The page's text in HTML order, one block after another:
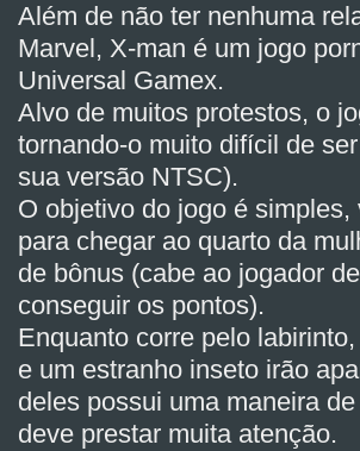
Além de não ter nenhuma
Marvel, X-man é um jogo
Universal Gamex.
Alvo de muitos protestos, o
tornando-o muito difícil de
sua versão NTSC).
O objetivo do jogo é
para chegar ao quarto da
de bônus (cabe ao jogador
conseguir os pontos).
Enquanto corre pelo
e um estranho inseto irão
deles possui uma maneira
deve prestar muita atenção.